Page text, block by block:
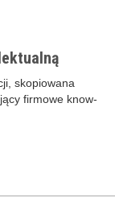
skopiowana
firmowe know-